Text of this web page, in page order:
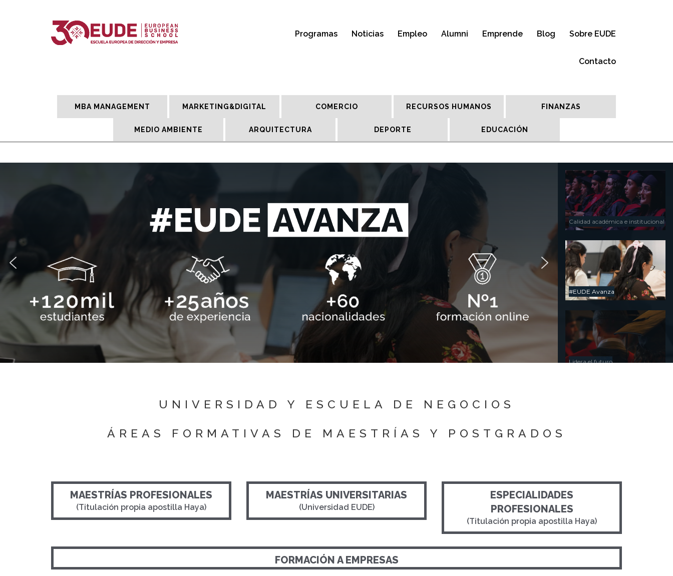
Programas Noticias Empleo Alumni Emprende Blog Sobre EUDE
Contacto
MBA MANAGEMENT MARKETING&DIGITAL COMERCIO RECURSOS HUMANOS FINANZAS
MEDIO AMBIENTE ARQUITECTURA DEPORTE EDUCACIÓN
Calidad académica e institucional
#EUDE Avanza
Lidera el futuro
UNIVERSIDAD Y ESCUELA DE NEGOCIOS
ÁREAS FORMATIVAS DE MAESTRÍAS Y POSTGRADOS
MAESTRÍAS PROFESIONALES
(Titulación propia apostilla Haya)
MAESTRÍAS UNIVERSITARIAS
(Universidad EUDE)
ESPECIALIDADES
PROFESIONALES
(Titulación propia apostilla Haya)
FORMACIÓN A EMPRESAS